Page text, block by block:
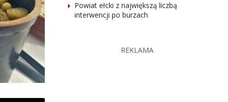
Powiat ełcki z największą liczbą
interwencji po burzach
REKLAMA